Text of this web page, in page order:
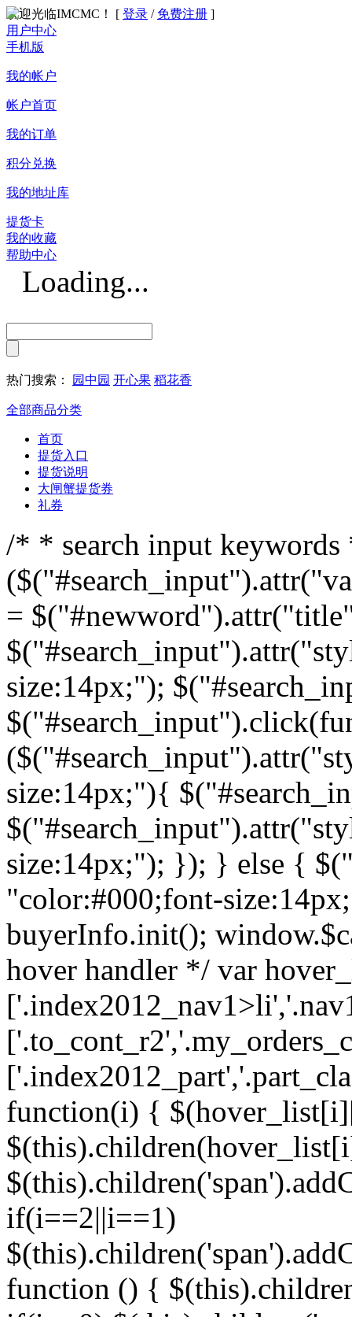
欢迎光临IMCMC！ [ 登录 / 免费注册 ]
用户中心
手机版
我的帐户
帐户首页
我的订单
积分兑换
我的地址库
提货卡
我的收藏
帮助中心
Loading...
热门搜索： 园中园 开心果 稻花香
全部商品分类
首页
提货入口
提货说明
大闸蟹提货券
礼券
/* * search input
=
size:14px;");
size:14px;"){
size:14px;"); }); } else {
"color:#000;font-
buyerInfo.init();
hover handler */ var
function(i) {
if(i==2||i==1)
function () {